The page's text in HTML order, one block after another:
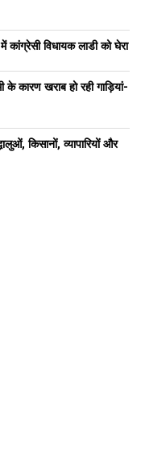
विधायक लाडी को घेरा
के कारण खराब हो रही गाड़ियां-
किसानों, व्यापारियों और